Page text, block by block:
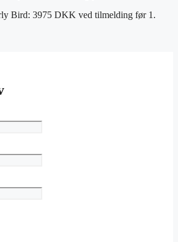
Bird: 3975 DKK ved tilmelding før 1.